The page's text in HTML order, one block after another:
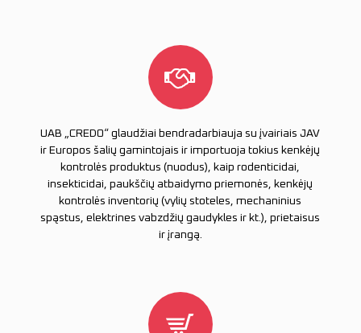
UAB „CREDO“ glaudžiai bendradarbiauja su įvairiais JAV
ir Europos šalių gamintojais ir importuoja tokius kenkėjų
kontrolės produktus (nuodus), kaip rodenticidai,
insekticidai, paukščių atbaidymo priemonės, kenkėjų
kontrolės inventorių (vylių stoteles, mechaninius
spąstus, elektrines vabzdžių gaudykles ir kt.), prietaisus
ir įrangą.